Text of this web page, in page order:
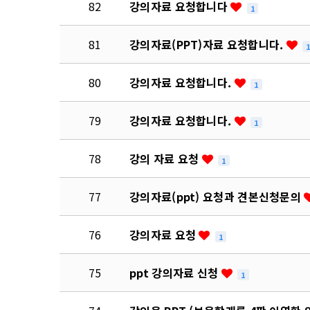
82 강의자료 요청합니다 1
81 강의자료(PPT)자료 요청합니다. 1
80 강의자료 요청합니다. 1
79 강의자료 요청합니다. 1
78 강의 자료 요청 1
77 강의자료(ppt) 요청과 견본신청문의
76 강의자료 요청 1
75 ppt 강의자료 신청 1